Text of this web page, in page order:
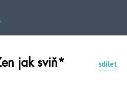
jak sviň* sdílet